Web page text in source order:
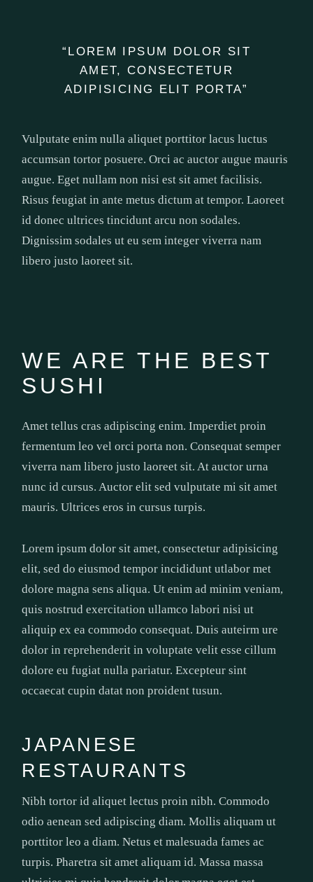
“LOREM IPSUM DOLOR SIT
AMET, CONSECTETUR
ADIPISICING ELIT PORTA”
Vulputate enim nulla aliquet porttitor lacus luctus
accumsan tortor posuere. Orci ac auctor augue mauris
augue. Eget nullam non nisi est sit amet facilisis.
Risus feugiat in ante metus dictum at tempor. Laoreet
id donec ultrices tincidunt arcu non sodales.
Dignissim sodales ut eu sem integer viverra nam
libero justo laoreet sit.
WE ARE THE BEST
SUSHI
Amet tellus cras adipiscing enim. Imperdiet proin
fermentum leo vel orci porta non. Consequat semper
viverra nam libero justo laoreet sit. At auctor urna
nunc id cursus. Auctor elit sed vulputate mi sit amet
mauris. Ultrices eros in cursus turpis.
Lorem ipsum dolor sit amet, consectetur adipisicing
elit, sed do eiusmod tempor incididunt utlabor met
dolore magna sens aliqua. Ut enim ad minim veniam,
quis nostrud exercitation ullamco labori nisi ut
aliquip ex ea commodo consequat. Duis auteirm ure
dolor in reprehenderit in voluptate velit esse cillum
dolore eu fugiat nulla pariatur. Excepteur sint
occaecat cupin datat non proident tusun.
JAPANESE
RESTAURANTS
Nibh tortor id aliquet lectus proin nibh. Commodo
odio aenean sed adipiscing diam. Mollis aliquam ut
porttitor leo a diam. Netus et malesuada fames ac
turpis. Pharetra sit amet aliquam id. Massa massa